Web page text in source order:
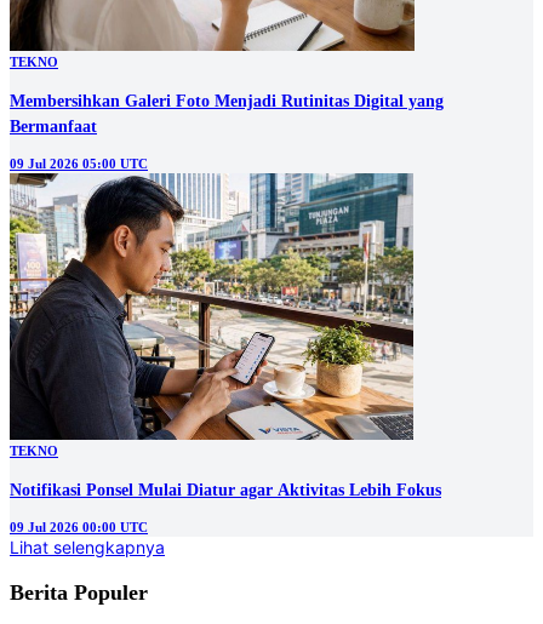
TEKNO
Membersihkan Galeri Foto Menjadi Rutinitas Digital yang
Bermanfaat
09 Jul 2026 05:00 UTC
TEKNO
Notifikasi Ponsel Mulai Diatur agar Aktivitas Lebih Fokus
09 Jul 2026 00:00 UTC
Lihat selengkapnya
Berita Populer